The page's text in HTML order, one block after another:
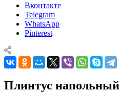
Вконтакте
Telegram
WhatsApp
Pinterest
Плинтус